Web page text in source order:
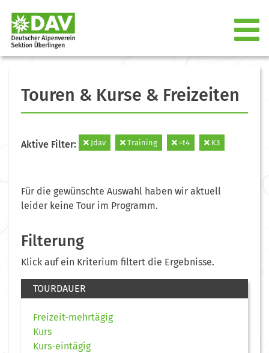
Touren & Kurse & Freizeiten
Aktive Filter: Jdav Training =t4 K3
Für die gewünschte Auswahl haben wir aktuell
leider keine Tour im Programm.
Filterung
Klick auf ein Kriterium filtert die Ergebnisse.
TOURDAUER
Freizeit-mehrtägig
Kurs
Kurs-eintägig